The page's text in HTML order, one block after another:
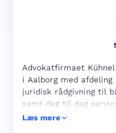
Advokatfirmaet
i Aalborg med
juridisk rådgivning til
samt dag til dag
andet dødsboer,
Læs mere